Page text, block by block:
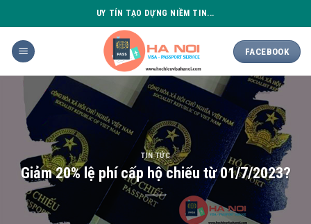
to
content
UY TÍN TẠO DỰNG NIỀM TIN...
FACEBOOK
TIN TỨC
Giảm 20% lệ phí cấp hộ chiếu từ 01/7/2023?